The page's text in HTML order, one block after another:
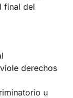
final del
derechos
u